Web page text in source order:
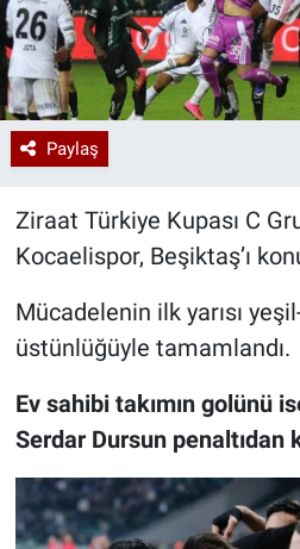
Paylaş
Ziraat Türkiye Kupası C
Kocaelispor, Beşiktaş’ı
Mücadelenin ilk yarısı
üstünlüğüyle tamamlandı.
Ev sahibi takımın golünü
Serdar Dursun penaltıdan
Sağlık
Teknoloji
Ramazan